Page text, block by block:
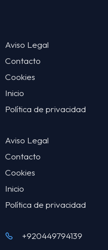
Aviso Legal
Contacto
Cookies
Inicio
Política de privacidad
Aviso Legal
Contacto
Cookies
Inicio
Política de privacidad
+920449794139